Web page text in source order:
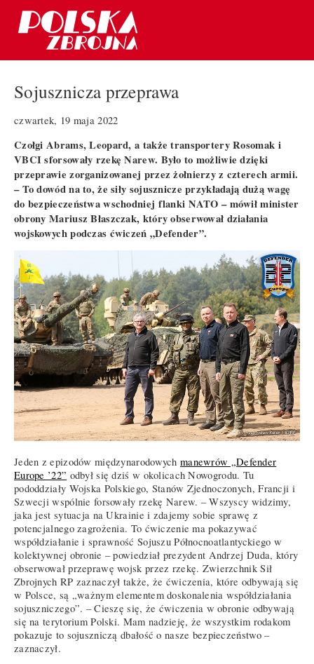
Sojusznicza przeprawa
czwartek, 19 maja 2022
Czołgi Abrams, Leopard, a także transportery Rosomak i
VBCI sforsowały rzekę Narew. Było to możliwie dzięki
przeprawie zorganizowanej przez żołnierzy z czterech armii.
– To dowód na to, że siły sojusznicze przykładają dużą wagę
do bezpieczeństwa wschodniej flanki NATO – mówił minister
obrony Mariusz Błaszczak, który obserwował działania
wojskowych podczas ćwiczeń „Defender”.
Jeden z epizodów międzynarodowych manewrów „Defender
Europe ’22” odbył się dziś w okolicach Nowogrodu. Tu
pododdziały Wojska Polskiego, Stanów Zjednoczonych, Francji i
Szwecji wspólnie forsowały rzekę Narew. – Wszyscy widzimy,
jaka jest sytuacja na Ukrainie i zdajemy sobie sprawę z
potencjalnego zagrożenia. To ćwiczenie ma pokazywać
współdziałanie i sprawność Sojuszu Północnoatlantyckiego w
kolektywnej obronie – powiedział prezydent Andrzej Duda, który
obserwował przeprawę wojsk przez rzekę. Zwierzchnik Sił
Zbrojnych RP zaznaczył także, że ćwiczenia, które odbywają się
w Polsce, są „ważnym elementem doskonalenia współdziałania
sojuszniczego”. – Cieszę się, że ćwiczenia w obronie odbywają
się na terytorium Polski. Mam nadzieję, że wszystkim rodakom
pokazuje to sojuszniczą dbałość o nasze bezpieczeństwo –
zaznaczył.